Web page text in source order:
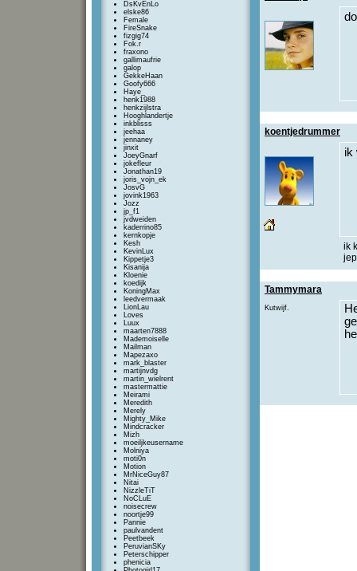
DsKvEnLo
elske86
Female
FireSnake
fizgig74
Fok.r
fraxono
gallimaufrie
galop
GekkeHaan
Goofy666
Haye_
henk1988
henkzijlstra
Hooghlandertje
inkblisss
jeehaa
jennaney
jinxit
JoeyGnarf
jokefleur
Jonathan19
joris_vojn_ek
JosvG
jovink1963
Jozz
jp_f1
jvdweiden
kaderrino85
kernkopje
Kesh
KevinLux
Kippetje3
Kisanija
Kloenie
koedijk
KoningMax
leedvermaak
LionLau
Loves
Luux
maarten7888
Mademoiselle
Mailman
Mapezaxo
mark_blaster
martijnvdg
martin_wielrent
mastermattie
Meirami
Meredith
Merely
Mighty_Mike
Mindcracker
Mizh
moeiljkeusername
Molniya
moti0n
Motion
MrNiceGuy87
Nitai
NizzleTiT
NoCLuE
noisecrew
noortje99
Pannie
paulvandent
Peetbeek
PeruvianSKy
Peterschipper
phenicia
koentjedrummer
ik
ik
Tammymara
Kutwijf.